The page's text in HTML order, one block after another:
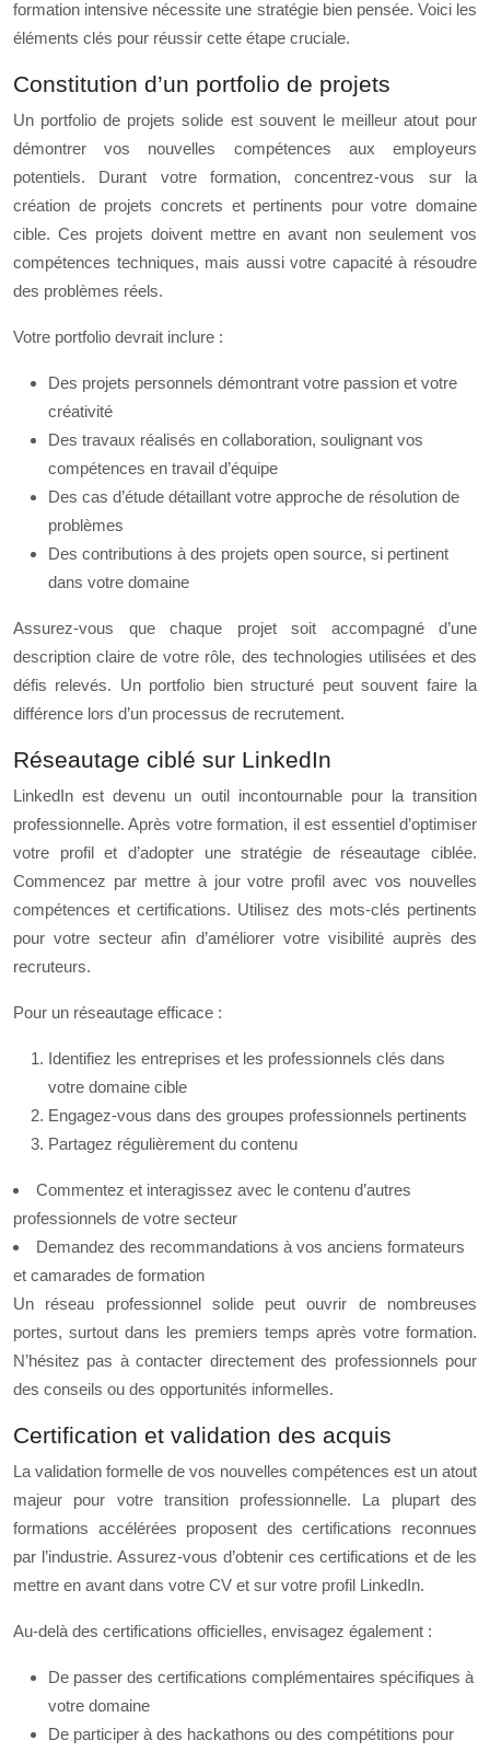
formation intensive nécessite une stratégie bien pensée. Voici les
éléments clés pour réussir cette étape cruciale.
Constitution d’un portfolio de projets
Un portfolio de projets solide est souvent le meilleur atout pour
démontrer vos nouvelles compétences aux employeurs
potentiels. Durant votre formation, concentrez-vous sur la
création de projets concrets et pertinents pour votre domaine
cible. Ces projets doivent mettre en avant non seulement vos
compétences techniques, mais aussi votre capacité à résoudre
des problèmes réels.
Votre portfolio devrait inclure :
Des projets personnels démontrant votre passion et votre
créativité
Des travaux réalisés en collaboration, soulignant vos
compétences en travail d’équipe
Des cas d’étude détaillant votre approche de résolution de
problèmes
Des contributions à des projets open source, si pertinent
dans votre domaine
Assurez-vous que chaque projet soit accompagné d’une
description claire de votre rôle, des technologies utilisées et des
défis relevés. Un portfolio bien structuré peut souvent faire la
différence lors d’un processus de recrutement.
Réseautage ciblé sur LinkedIn
LinkedIn est devenu un outil incontournable pour la transition
professionnelle. Après votre formation, il est essentiel d’optimiser
votre profil et d’adopter une stratégie de réseautage ciblée.
Commencez par mettre à jour votre profil avec vos nouvelles
compétences et certifications. Utilisez des mots-clés pertinents
pour votre secteur afin d’améliorer votre visibilité auprès des
recruteurs.
Pour un réseautage efficace :
Identifiez les entreprises et les professionnels clés dans
votre domaine cible
Engagez-vous dans des groupes professionnels pertinents
Partagez régulièrement du contenu
Commentez et interagissez avec le contenu d’autres
professionnels de votre secteur
Demandez des recommandations à vos anciens formateurs
et camarades de formation
Un réseau professionnel solide peut ouvrir de nombreuses
portes, surtout dans les premiers temps après votre formation.
N’hésitez pas à contacter directement des professionnels pour
des conseils ou des opportunités informelles.
Certification et validation des acquis
La validation formelle de vos nouvelles compétences est un atout
majeur pour votre transition professionnelle. La plupart des
formations accélérées proposent des certifications reconnues
par l’industrie. Assurez-vous d’obtenir ces certifications et de les
mettre en avant dans votre CV et sur votre profil LinkedIn.
Au-delà des certifications officielles, envisagez également :
De passer des certifications complémentaires spécifiques à
votre domaine
De participer à des hackathons ou des compétitions pour